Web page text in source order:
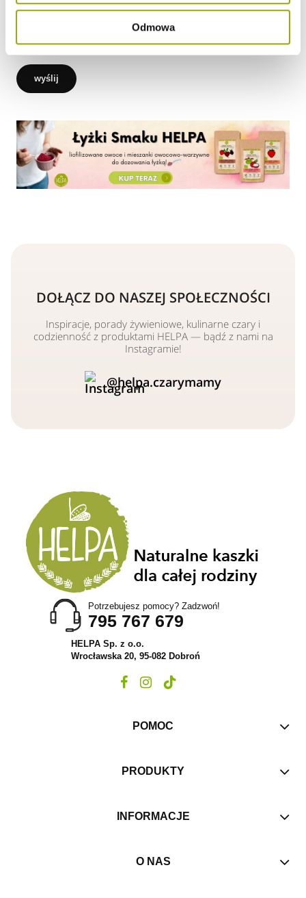
Odmowa
wyślij
DOŁĄCZ DO NASZEJ SPOŁECZNOŚCI
Inspiracje, porady żywieniowe, kulinarne czary i
codzienność z produktami HELPA — bądź z nami na
Instagramie!
@helpa.czarymamy
Potrzebujesz pomocy? Zadzwoń!
795 767 679
HELPA Sp. z o.o.
Wrocławska 20, 95-082 Dobroń
POMOC
PRODUKTY
INFORMACJE
O NAS